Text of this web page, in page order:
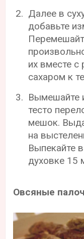
Далее в
добавьте
их вместе
сахаром к
Вымешайте
тесто
мешок.
на
Выпекайте
духовке 15
Овсяные